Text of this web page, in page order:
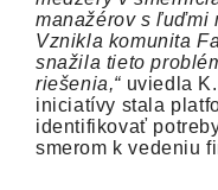
manažérov s ľuďmi
Vznikla komunita
snažila tieto
riešenia,“ uviedla
iniciatívy stala
identifikovať
smerom k vedeniu